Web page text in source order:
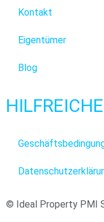
Kontakt
Eigentümer
Blog
© Ideal Property PMI